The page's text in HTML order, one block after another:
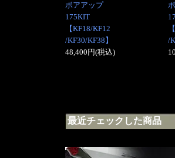
ボアアップ
175KIT
【KF18/KF12
/KF30/KF38】
48,400円(税込)
/
最近チェックした商品